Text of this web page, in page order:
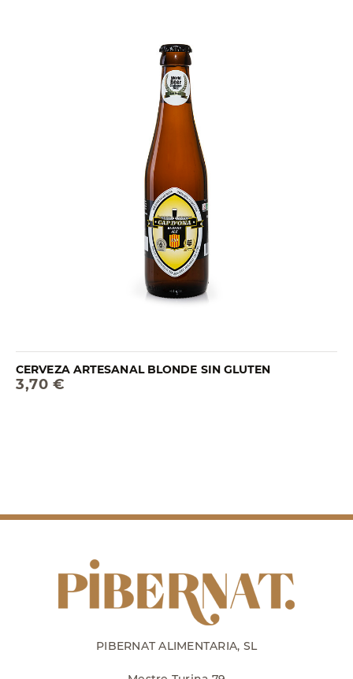
CERVEZA ARTESANAL BLONDE SIN GLUTEN
3,70 €
PIBERNAT ALIMENTARIA, SL